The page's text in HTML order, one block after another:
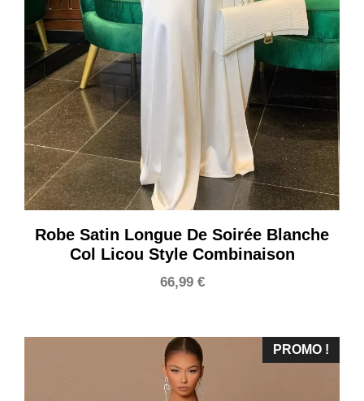
Robe Satin Longue De Soirée Blanche
Col Licou Style Combinaison
66,99 €
PROMO !